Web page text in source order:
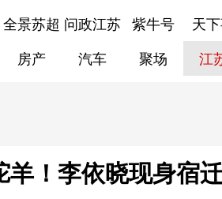
全景苏超 问政江苏 紫牛号 天
房产 汽车 聚场 江
羊！李依晓现身宿